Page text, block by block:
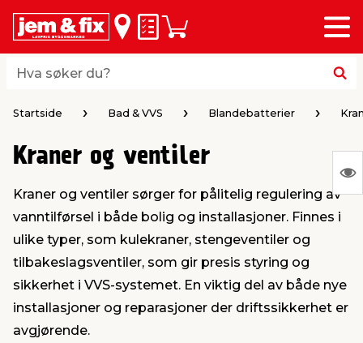
Hva søker du?
Hva søker du?
HuskelisteHandlevogn
Meny
og vegger
og tilbehør
og terrassebord
& levegger
og varme
og oppheng
& oppbevaring
& ventilasjon
Home
& kjemikalier
og fugemasse
av verktøy
maskiner
Startside Bad & VVS Blandebatterier
Kraner og ventiler
Kraner og ventiler sørger for pålitelig regulering av
vanntilførsel i både bolig og installasjoner. Finnes i
ulike typer, som kulekraner, stengeventiler og
tilbakeslagsventiler, som gir presis styring og
sikkerhet i VVS-systemet. En viktig del av både nye
installasjoner og reparasjoner der driftssikkerhet er
avgjørende.